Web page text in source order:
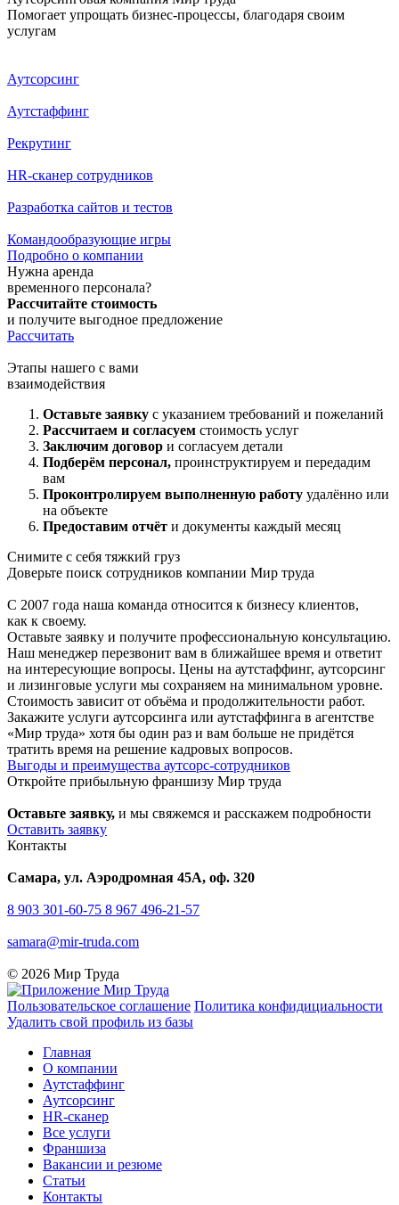
Помогает упрощать бизнес-процессы, благодаря своим
услугам
Аутсорсинг
Аутстаффинг
Рекрутинг
HR-сканер сотрудников
Разработка сайтов и тестов
Командообра­зующие игры
Подробно о компании
Нужна аренда
временного персонала?
Рассчитайте стоимость
и получите выгодное предложение
Рассчитать
Этапы нашего с вами
взаимодействия
Оставьте заявку с указанием требований и пожеланий
Рассчитаем и согласуем стоимость услуг
Заключим договор и согласуем детали
Подберём персонал, проинструктируем и передадим
вам
Проконтролируем выполненную работу удалённо или
на объекте
Предоставим отчёт и документы каждый месяц
Снимите с себя тяжкий груз
Доверьте поиск сотрудников компании Мир труда
С 2007 года наша команда относится к бизнесу клиентов,
как к своему.
Оставьте заявку и получите профессиональную консультацию.
Наш менеджер перезвонит вам в ближайшее время и ответит
на интересующие вопросы. Цены на аутстаффинг, аутсорсинг
и лизинговые услуги мы сохраняем на минимальном уровне.
Стоимость зависит от объёма и продолжительности работ.
Закажите услуги аутсорсинга или аутстаффинга в агентстве
«Мир труда» хотя бы один раз и вам больше не придётся
тратить время на решение кадровых вопросов.
Выгоды и преимущества аутсорс-сотрудников
Откройте прибыльную франшизу Мир труда
Оставьте заявку, и мы свяжемся и расскажем подробности
Оставить заявку
Контакты
Самара, ул. Аэродромная 45А, оф. 320
8 903 301-60-75 8 967 496-21-57
samara@mir-truda.com
© 2026 Мир Труда
Пользовательское соглашение Политика конфидициальности
Удалить свой профиль из базы
Главная
О компании
Аутстаффинг
Аутсорсинг
HR-сканер
Все услуги
Франшиза
Вакансии и резюме
Статьи
Контакты